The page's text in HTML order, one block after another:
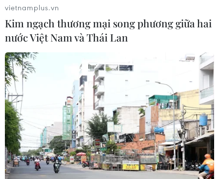
Quảng Trị: Tiếp nhận, thả hai cá thể khỉ
quý hiếm về môi trường tự nhiên
23/10/2025 04:07
Hai cá thể khỉ thuộc nhóm IIB nguy cấp, quý hiếm, gồm
1 con khỉ mặt đỏ (Macaca arctoides) nặng 4,6kg và 1
con khỉ đuôi lợn (Macaca leonina) nặng 3,5kg đã được
thả về môi trường tự nhiên.
vietnamplus.vn
Kim ngạch thương mại song phương giữa hai
nước Việt Nam và Thái Lan